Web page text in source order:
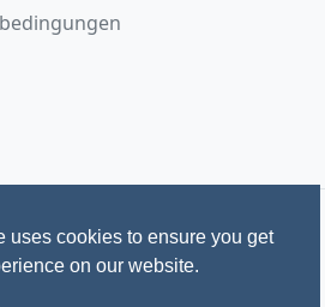
uses cookies to ensure you get
on our website.
Fotoservice für